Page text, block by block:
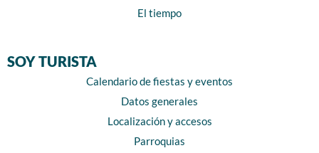
El tiempo
SOY TURISTA
Calendario de fiestas y eventos
Datos generales
Localización y accesos
Parroquias